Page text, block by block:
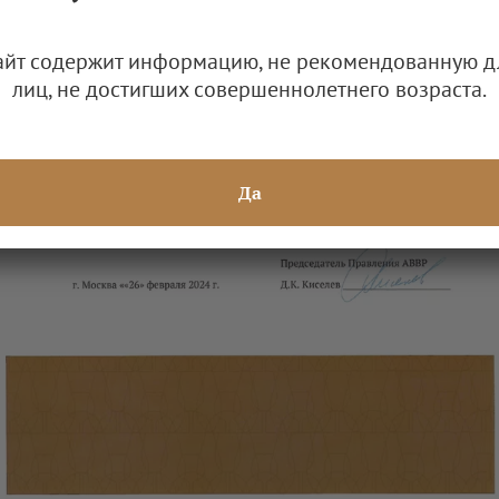
содержит информацию, не рекомендованную
лиц, не достигших совершеннолетнего возраста.
Да